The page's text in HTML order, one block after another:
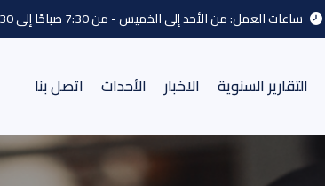
ساعات العمل: من الأحد إلى الخميس - من 7:30 صباحًا إلى 3:30 مساءً
التقارير السنوية الاخبار اﻷحداث اتصل بنا